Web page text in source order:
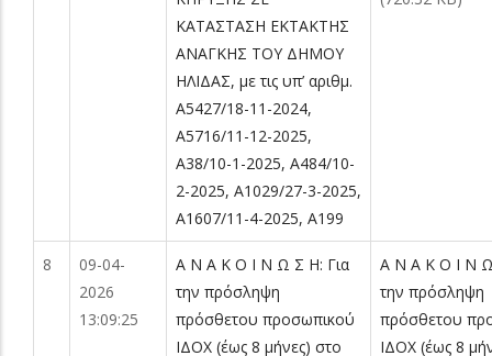
ΚΑΤΑΣΤΑΣΗ ΕΚΤΑΚΤΗΣ
ΑΝΑΓΚΗΣ ΤΟΥ ΔΗΜΟΥ
ΗΛΙΔΑΣ, με τις υπ’ αριθμ.
Α5427/18-11-2024,
Α5716/11-12-2025,
Α38/10-1-2025, Α484/10-
2-2025, Α1029/27-3-2025,
Α1607/11-4-2025, Α199
8
09-04-
2026
13:09:25
Α Ν Α Κ Ο Ι Ν Ω Σ Η: Για
την πρόσληψη
πρόσθετου προσωπικού
ΙΔΟΧ (έως 8 μήνες) στο
Α Ν Α Κ Ο Ι Ν
την πρόσληψη
πρόσθετου
ΙΔΟΧ (έως 8